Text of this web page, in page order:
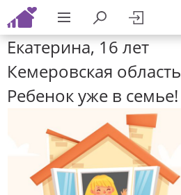
Екатерина, 16 лет
Кемеровская область
Ребенок уже в семье!